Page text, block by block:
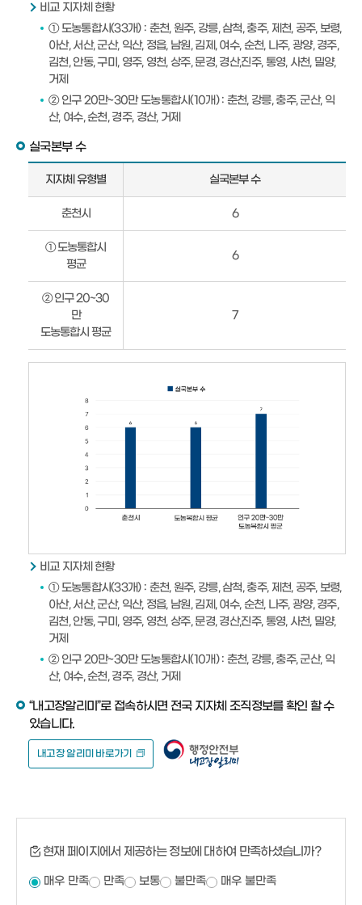
비교 지자체 현황
① 도농통합시(33개) : 춘천, 원주, 강릉, 삼척, 충주, 제천, 공주, 보령,
아산, 서산, 군산, 익산, 정읍, 남원, 김제, 여수, 순천, 나주, 광양, 경주,
김천, 안동, 구미, 영주, 영천, 상주, 문경, 경산,진주, 통영, 사천, 밀양,
거제
② 인구 20만~30만 도농통합시(10개) : 춘천, 강릉, 충주, 군산, 익
산, 여수, 순천, 경주, 경산, 거제
실국본부 수
실
국
본
부
수
안
내
지자체 유형별 실국본부 수
춘천시 6
① 도농통합시
평균
6
② 인구 20~30
만
도농통합시 평균
7
비교 지자체 현황
① 도농통합시(33개) : 춘천, 원주, 강릉, 삼척, 충주, 제천, 공주, 보령,
아산, 서산, 군산, 익산, 정읍, 남원, 김제, 여수, 순천, 나주, 광양, 경주,
김천, 안동, 구미, 영주, 영천, 상주, 문경, 경산,진주, 통영, 사천, 밀양,
거제
② 인구 20만~30만 도농통합시(10개) : 춘천, 강릉, 충주, 군산, 익
산, 여수, 순천, 경주, 경산, 거제
“내고장알리미”로 접속하시면 전국 지자체 조직정보를 확인 할 수
있습니다.
내고장 알리미 바로가기
현재 페이지에서 제공하는 정보에 대하여 만족하셨습니까?
매우 만족 만족 보통 불만족 매우 불만족